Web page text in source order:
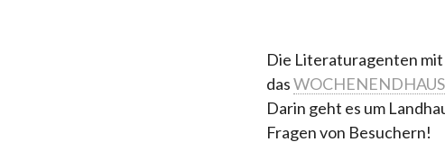
Die Literaturagenten mit
dasWOCHENENDHAUS
Darin geht es um
Fragen von Besuchern!